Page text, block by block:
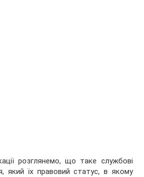
розглянемо, що таке службові
який їх правовий статус, в якому